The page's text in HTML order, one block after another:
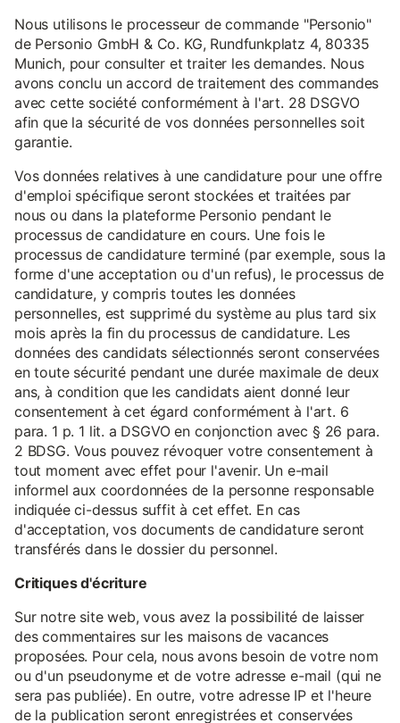
Nous utilisons le processeur de commande "Personio"
de Personio GmbH & Co. KG, Rundfunkplatz 4, 80335
Munich, pour consulter et traiter les demandes. Nous
avons conclu un accord de traitement des commandes
avec cette société conformément à l'art. 28 DSGVO
afin que la sécurité de vos données personnelles soit
garantie.
Vos données relatives à une candidature pour une offre
d'emploi spécifique seront stockées et traitées par
nous ou dans la plateforme Personio pendant le
processus de candidature en cours. Une fois le
processus de candidature terminé (par exemple, sous la
forme d'une acceptation ou d'un refus), le processus de
candidature, y compris toutes les données
personnelles, est supprimé du système au plus tard six
mois après la fin du processus de candidature. Les
données des candidats sélectionnés seront conservées
en toute sécurité pendant une durée maximale de deux
ans, à condition que les candidats aient donné leur
consentement à cet égard conformément à l'art. 6
para. 1 p. 1 lit. a DSGVO en conjonction avec § 26 para.
2 BDSG. Vous pouvez révoquer votre consentement à
tout moment avec effet pour l'avenir. Un e-mail
informel aux coordonnées de la personne responsable
indiquée ci-dessus suffit à cet effet. En cas
d'acceptation, vos documents de candidature seront
transférés dans le dossier du personnel.
Critiques d'écriture
Sur notre site web, vous avez la possibilité de laisser
des commentaires sur les maisons de vacances
proposées. Pour cela, nous avons besoin de votre nom
ou d'un pseudonyme et de votre adresse e-mail (qui ne
sera pas publiée). En outre, votre adresse IP et l'heure
de la publication seront enregistrées et conservées